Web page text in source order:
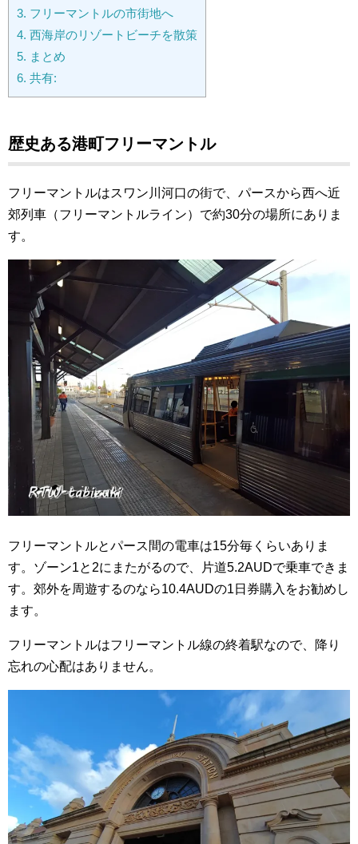
3. フリーマントルの市街地へ
4. 西海岸のリゾートビーチを散策
5. まとめ
6. 共有:
歴史ある港町フリーマントル
フリーマントルはスワン川河口の街で、パースから西へ近
郊列車（フリーマントルライン）で約30分の場所にありま
す。
フリーマントルとパース間の電車は15分毎くらいありま
す。ゾーン1と2にまたがるので、片道5.2AUDで乗車できま
す。郊外を周遊するのなら10.4AUDの1日券購入をお勧めし
ます。
フリーマントルはフリーマントル線の終着駅なので、降り
忘れの心配はありません。